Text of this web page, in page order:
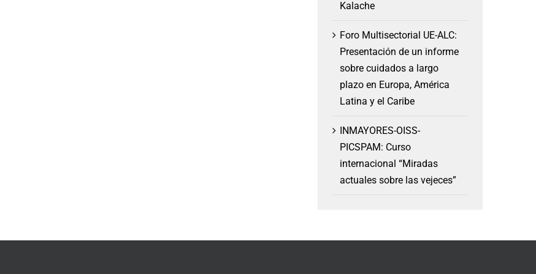
Kalache
Foro Multisectorial UE-ALC:
Presentación de un informe
sobre cuidados a largo
plazo en Europa, América
Latina y el Caribe
INMAYORES-OISS-
PICSPAM: Curso
internacional “Miradas
actuales sobre las vejeces”